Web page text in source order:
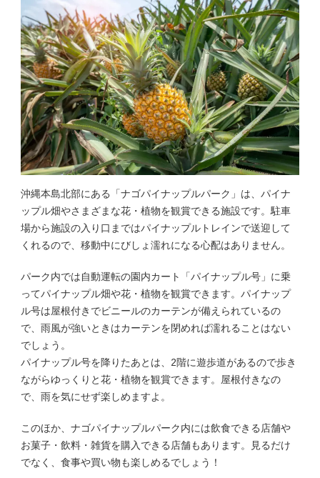
沖縄本島北部にある「ナゴパイナップルパーク」は、パイナ
ップル畑やさまざまな花・植物を観賞できる施設です。駐車
場から施設の入り口まではパイナップルトレインで送迎して
くれるので、移動中にびしょ濡れになる心配はありません。
パーク内では自動運転の園内カート「パイナップル号」に乗
ってパイナップル畑や花・植物を観賞できます。パイナップ
ル号は屋根付きでビニールのカーテンが備えられているの
で、雨風が強いときはカーテンを閉めれば濡れることはない
でしょう。
パイナップル号を降りたあとは、2階に遊歩道があるので歩き
ながらゆっくりと花・植物を観賞できます。屋根付きなの
で、雨を気にせず楽しめますよ。
このほか、ナゴパイナップルパーク内には飲食できる店舗や
お菓子・飲料・雑貨を購入できる店舗もあります。見るだけ
でなく、食事や買い物も楽しめるでしょう！